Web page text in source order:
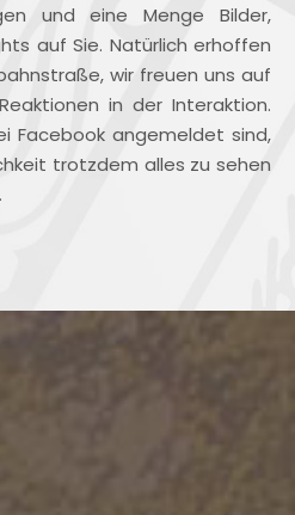
und eine Menge Bilder,
auf Sie. Natürlich erhoffen
wir freuen uns auf
in der Interaktion.
Facebook angemeldet sind,
trotzdem alles zu sehen